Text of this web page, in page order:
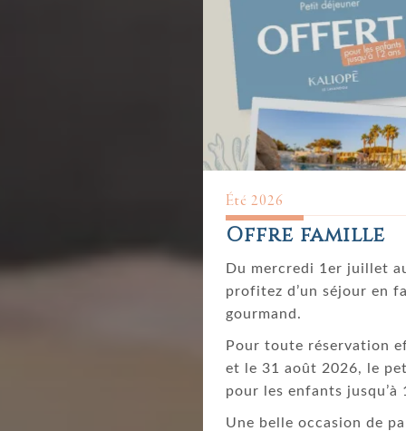
Été 2026
Offre famille
Du mercredi 1er juillet
profitez d’un séjour en
gourmand.
Pour toute réservation
et le 31 août 2026, le
pour les enfants jusqu’à
Une belle occasion de